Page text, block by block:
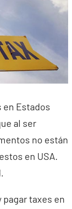
en Estados
al ser
no están
en USA.
taxes en